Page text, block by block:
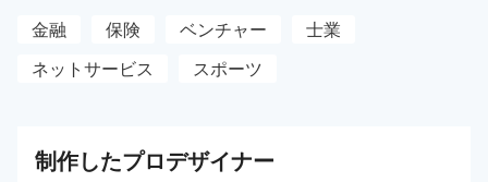
金融 保険 ベンチャー
士業
ネットサービス
スポーツ
制作したプロデザイナー